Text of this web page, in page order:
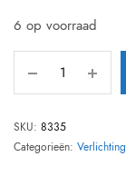
6 op voorraad
SKU: 8335
Categorieën: Verlichting